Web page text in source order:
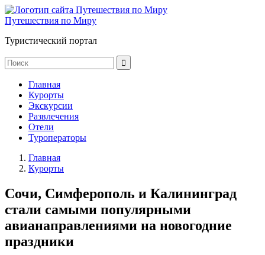
Путешествия по Миру
Туристический портал
Главная
Курорты
Экскурсии
Развлечения
Отели
Туроператоры
Главная
Курорты
Сочи, Симферополь и Калининград
стали самыми популярными
авианаправлениями на новогодние
праздники